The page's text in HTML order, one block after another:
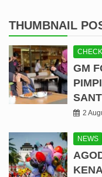
THUMBNAIL
GM
2
NEWS